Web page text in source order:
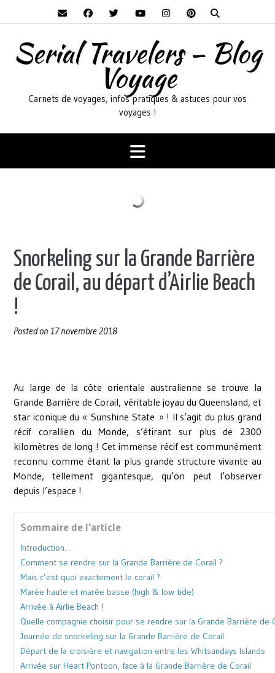
to
Serial Travelers – Blog
Voyage
Carnets de voyages, infos pratiques & astuces pour vos
voyages !
Snorkeling sur la Grande Barrière
de Corail, au départ d’Airlie Beach
!
Posted on 17 novembre 2018
Au large de la côte orientale australienne se trouve la
Grande Barrière de Corail, véritable joyau du Queensland, et
star iconique du « Sunshine State » ! Il s’agit du plus grand
récif corallien du Monde, s’étirant sur plus de 2300
kilomètres de long ! Cet immense récif est communément
reconnu comme étant la plus grande structure vivante au
Monde, tellement gigantesque, qu’on peut l’observer
depuis l’espace !
Sommaire de l'article
Introduction…
Comment se rendre sur la Grande Barrière de Corail ?
Mais c’est quoi exactement le corail ?
Marée haute et marée basse (high & low tide)
Arrivée à Airlie Beach !
Quelle compagnie choisir pour se rendre sur la Grande Barrière de
Journée de snorkeling sur la Grande Barrière de Corail
Départ de la croisière et navigation entre les Whitsundays Islands
Arrivée sur Heart Pontoon, face à la Grande Barrière de Corail